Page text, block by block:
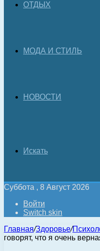
ОТДЫХ
МОДА И СТИЛЬ
НОВОСТИ
Искать
Суббота , 8 Август 2026
Войти
Switch skin
Главная/Здоровье/
говорят, что я очень